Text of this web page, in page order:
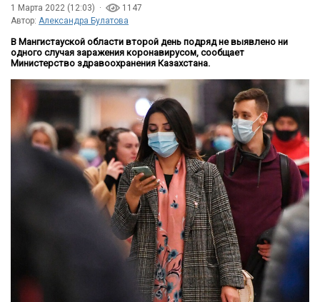
1 Марта 2022 (12:03) ·
1147
Автор: Александра Булатова
В Мангистауской области второй день подряд не выявлено ни
одного случая заражения коронавирусом, сообщает
Министерство здравоохранения Казахстана.